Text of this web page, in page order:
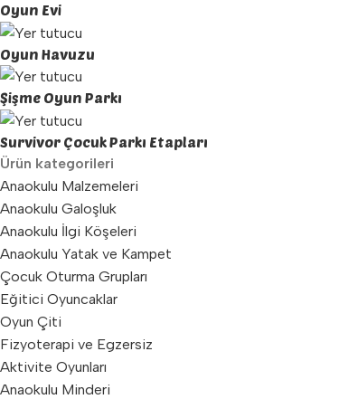
Oyun Evi
Oyun Havuzu
Şişme Oyun Parkı
Survivor Çocuk Parkı Etapları
Ürün kategorileri
Anaokulu Malzemeleri
Anaokulu Galoşluk
Anaokulu İlgi Köşeleri
Anaokulu Yatak ve Kampet
Çocuk Oturma Grupları
Eğitici Oyuncaklar
Oyun Çiti
Fizyoterapi ve Egzersiz
Aktivite Oyunları
Anaokulu Minderi